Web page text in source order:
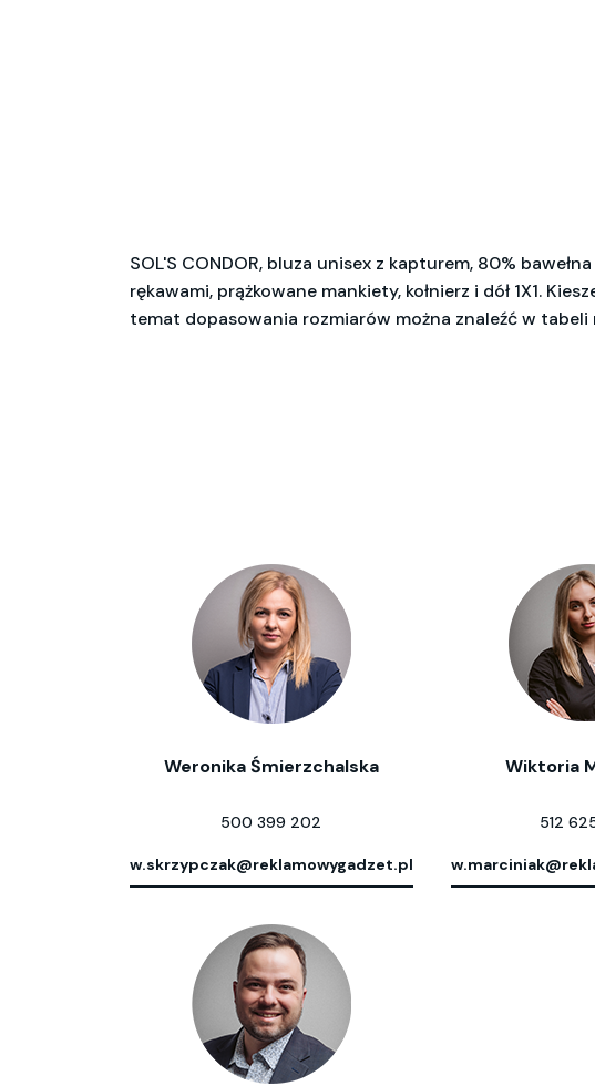
SOL'S CONDOR, bluza unisex z kapturem, 80%
rękawami, prążkowane mankiety, kołnierz i dół 1X1.
temat dopasowania rozmiarów można znaleźć w
Weronika Śmierzchalska
500 399 202
w.skrzypczak@reklamowygadzet.pl
Wiktoria
512